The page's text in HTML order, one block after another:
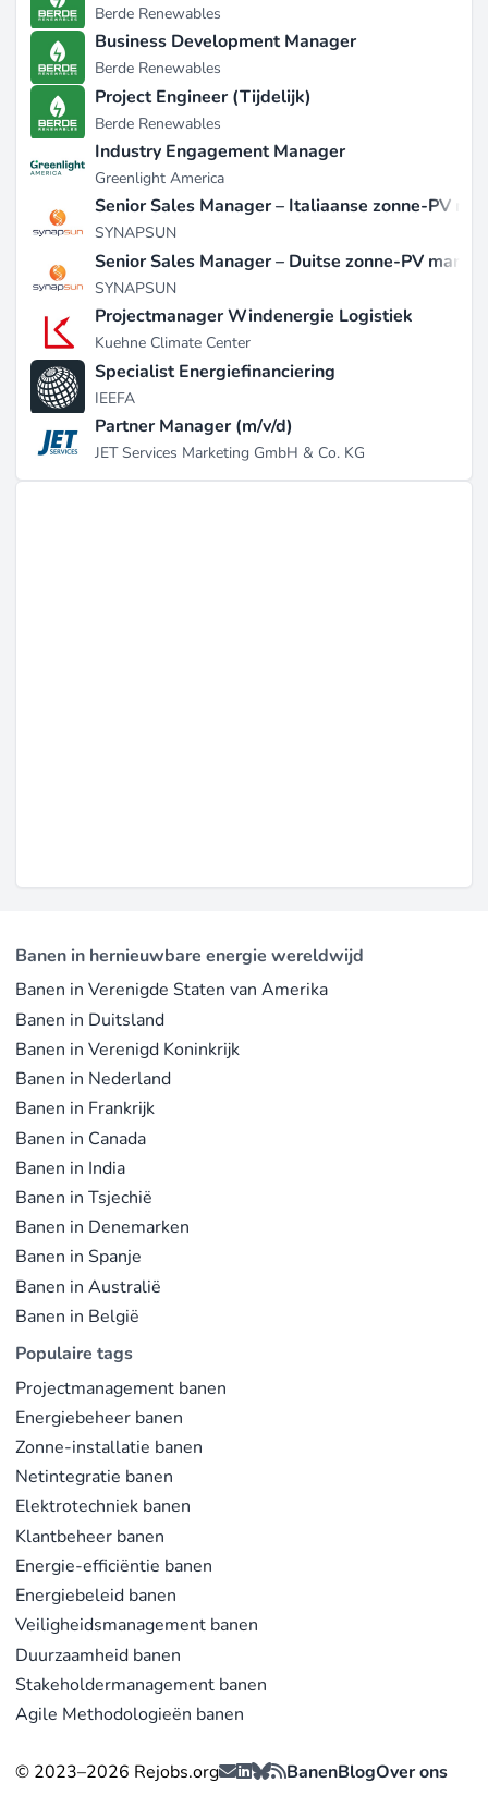
Berde Renewables
Business Development Manager
Berde Renewables
Project Engineer (Tijdelijk)
Berde Renewables
Industry Engagement Manager
Greenlight America
Senior Sales Manager – Italiaanse zonne-PV
SYNAPSUN
Senior Sales Manager – Duitse zonne-PV markt
SYNAPSUN
Projectmanager Windenergie Logistiek
Kuehne Climate Center
Specialist Energiefinanciering
IEEFA
Partner Manager (m/v/d)
JET Services Marketing GmbH & Co. KG
Banen in hernieuwbare energie wereldwijd
Banen in Verenigde Staten van Amerika
Banen in Duitsland
Banen in Verenigd Koninkrijk
Banen in Nederland
Banen in Frankrijk
Banen in Canada
Banen in India
Banen in Tsjechië
Banen in Denemarken
Banen in Spanje
Banen in Australië
Banen in België
Populaire tags
Projectmanagement banen
Energiebeheer banen
Zonne-installatie banen
Netintegratie banen
Elektrotechniek banen
Klantbeheer banen
Energie-efficiëntie banen
Energiebeleid banen
Veiligheidsmanagement banen
Duurzaamheid banen
Stakeholdermanagement banen
Agile Methodologieën banen
© 2023–2026 Rejobs.org BanenBlogOver ons